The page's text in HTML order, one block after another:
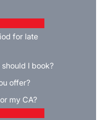
for late
I book?
offer?
my CA?